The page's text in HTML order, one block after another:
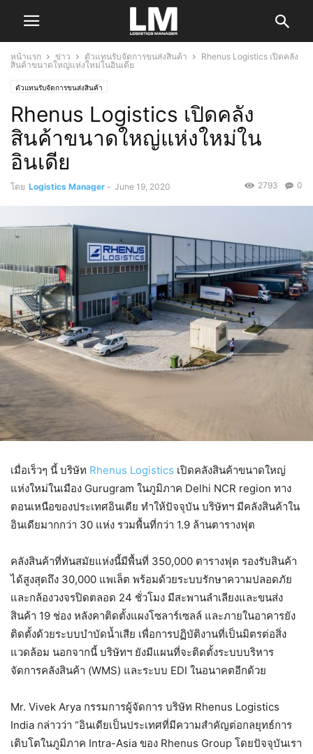
หน้าแรก ข่าว ตัวแทนรับจัดการขนส่งสินค้า
Rhenus Logistics เปิดคลัง
สินค้าขนาดใหญ่แห่งใหม่ในอินเดีย
ตัวแทนรับจัดการขนส่งสินค้า
Rhenus Logistics เปิดคลัง
สินค้าขนาดใหญ่แห่งใหม่ใน
อินเดีย
โดย Logistics Manager - June 19, 2020 0
2793
เมื่อเร็วๆ นี้ บริษัท Rhenus Logistics เปิดคลังสินค้าขนาดใหญ่
แห่งใหม่ในเมือง Gurugram ในภูมิภาค Delhi NCR region ทาง
ตอนเหนือของประเทศอินเดีย ทำให้ปัจจุบัน บริษัทฯ มีคลังสินค้าใน
อินเดียมากกว่า 30 แห่ง รวมพื้นที่กว่า 1.9 ล้านตารางฟุต
คลังสินค้าที่ทันสมัยแห่งนี้มีพื้นที่ 350,000 ตารางฟุต รองรับสินค้า
ได้สูงสุดถึง 30,000 แพเล็ต พร้อมด้วยระบบรักษาความปลอดภัย
และกล้องวงจรปิดตลอด 24 ชั่วโมง มีสะพานลำเลียงและขนส่ง
สินค้า 19 ช่อง หลังคาติดตั้งแผงโซลาร์เซลล์ และภายในอาคารยัง
ติดตั้งด้วยระบบบำบัดน้ำเสีย เพื่อการปฏิบัติงานที่เป็นมิตรต่อสิ่ง
แวดล้อม นอกจากนี้ บริษัทฯ ยังมีแผนที่จะติดตั้งระบบบริหาร
จัดการคลังสินค้า (WMS) และระบบ EDI ในอนาคตอีกด้วย
Mr. Vivek Arya กรรมการผู้จัดการ บริษัท Rhenus Logistics
India กล่าวว่า “อินเดียเป็นประเทศที่มีความสำคัญต่อกลยุทธ์การ
เติบโตในภูมิภาค Intra-Asia ของ Rhenus Group โดยปัจจุบันเรา